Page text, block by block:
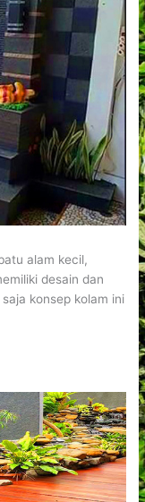
alam kecil,
desain dan
konsep kolam ini